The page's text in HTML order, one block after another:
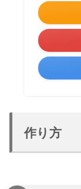
作り方